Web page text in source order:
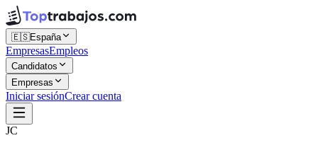
🇪🇸España
EmpresasEmpleos
Candidatos
Empresas
Iniciar sesiónCrear cuenta
JC